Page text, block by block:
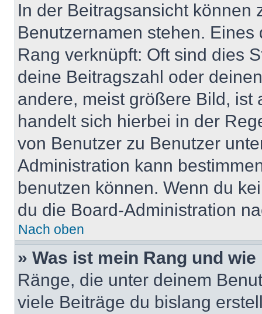
In der Beitragsansicht können
Benutzernamen stehen.
Rang verknüpft: Oft sind dies
deine Beitragszahl oder
andere, meist größere Bild, ist
handelt sich hierbei in der
von Benutzer zu Benutzer
Administration kann
benutzen können. Wenn du
du die Board-Administration
Nach oben
» Was ist mein Rang und
Ränge, die unter deinem
viele Beiträge du bislang